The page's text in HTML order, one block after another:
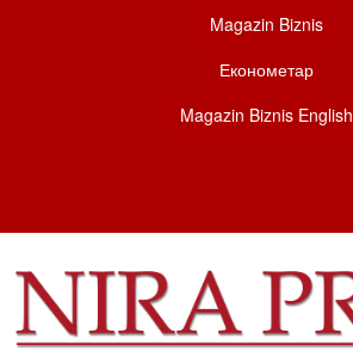
Magazin Biznis
Економетар
Magazin Biznis English